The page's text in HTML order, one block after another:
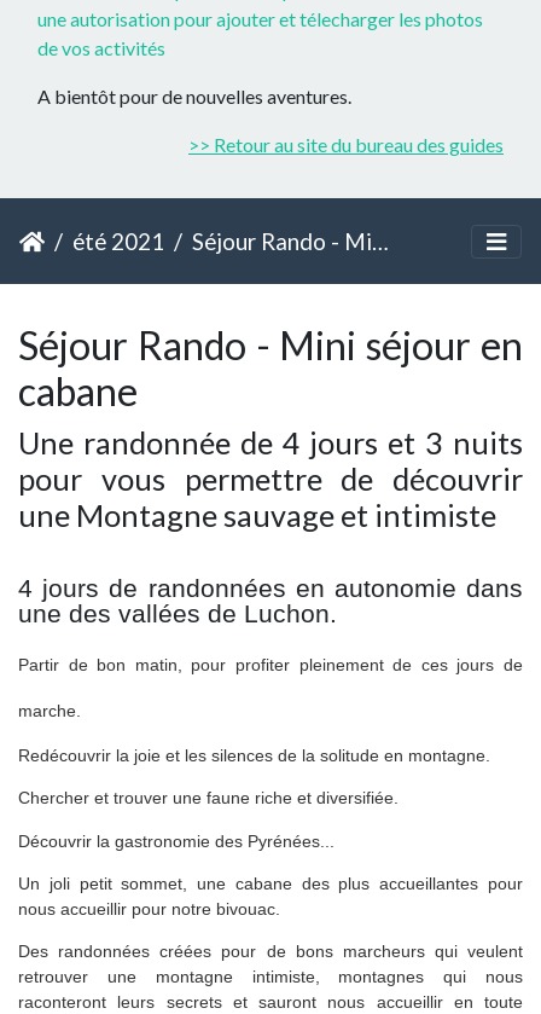
une autorisation pour ajouter et télecharger les photos
de vos activités
A bientôt pour de nouvelles aventures.
>> Retour au site du bureau des guides
été 2021 Séjour Rando - Mini séjour en cabane
Séjour Rando - Mini séjour en
cabane
Une randonnée de 4 jours et 3 nuits
pour vous permettre de découvrir
une Montagne sauvage et intimiste
4 jours de randonnées en autonomie dans
une des vallées de Luchon.
Partir de bon matin, pour profiter pleinement de ces jours de
marche.
Redécouvrir la joie et les silences de la solitude en montagne.
Chercher et trouver une faune riche et diversifiée.
Découvrir la gastronomie des Pyrénées...
Un joli petit sommet, une cabane des plus accueillantes pour
nous accueillir pour notre bivouac.
Des randonnées créées pour de bons marcheurs qui veulent
retrouver une montagne intimiste, montagnes qui nous
raconteront leurs secrets et sauront nous accueillir en toute